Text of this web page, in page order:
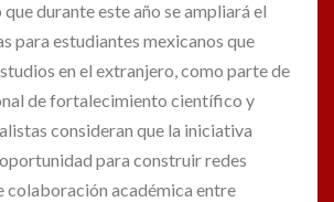
durante este año se ampliará el
para estudiantes mexicanos que
en el extranjero, como parte de
de fortalecimiento científico y
consideran que la iniciativa
para construir redes
colaboración académica entre